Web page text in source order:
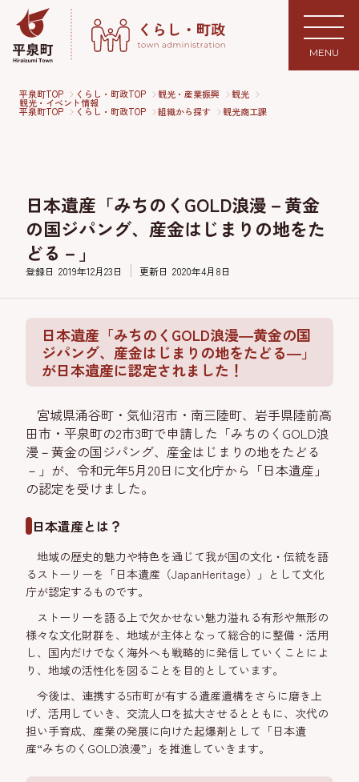
MENU
平泉町TOP くらし・町政TOP 観光・産業振興 観光
観光・イベント情報
平泉町TOP くらし・町政TOP 組織から探す 観光商工課
日本遺産「みちのくGOLD浪漫－黄金
の国ジパング、産金はじまりの地をた
どる－」
登録日 2019年12月23日 更新日 2020年4月8日
日本遺産「みちのくGOLD浪漫―黄金の国
ジパング、産金はじまりの地をたどる―」
が日本遺産に認定されました！
宮城県涌谷町・気仙沼市・南三陸町、岩手県陸前高
田市・平泉町の2市3町で申請した 「みちのくGOLD浪
漫－黄金の国ジパング、産金はじまりの地をたどる
－」が、令和元年5月20日に文化庁から「日本遺産」
の認定を受けました。
日本遺産とは？
地域の歴史的魅力や特色を通じて我が国の文化・伝統を語
るストーリーを「日本遺産（JapanHeritage）」として文化
庁が認定するものです。
ストーリーを語る上で欠かせない魅力溢れる有形や無形の
様々な文化財群を、地域が主体となって総合的に整備・活用
し、国内だけでなく海外へも戦略的に発信していくことによ
り、地域の活性化を図ることを目的としています。
今後は、連携する5市町が有する遺産遺構をさらに磨き上
げ、活用していき、交流人口を拡大させるとともに、次代の
担い手育成、産業の発展に向けた起爆剤として「日本遺
産“みちのくGOLD浪漫”」を推進していきます。